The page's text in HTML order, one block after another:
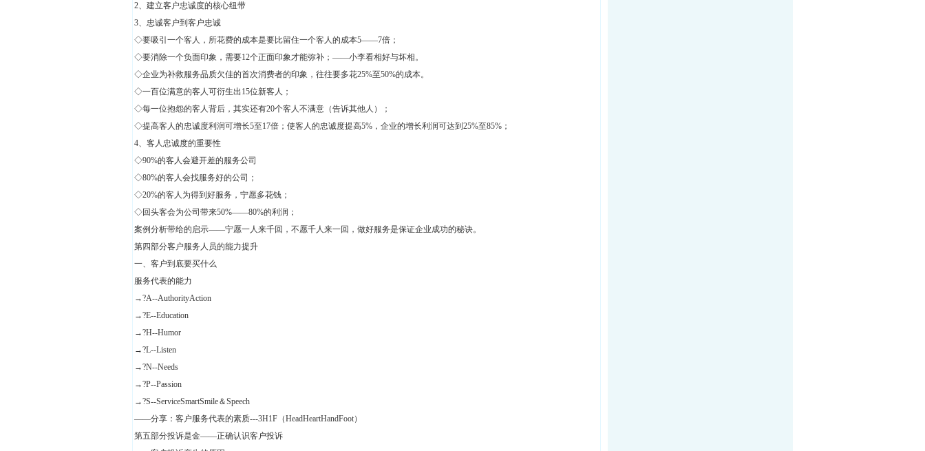
2、建立客户忠诚度的核心纽带
3、忠诚客户到客户忠诚
◇要吸引一个客人，所花费的成本是要比留住一个客人的成本5——7倍；
◇要消除一个负面印象，需要12个正面印象才能弥补；——小李看相好与坏相。
◇企业为补救服务品质欠佳的首次消费者的印象，往往要多花25%至50%的成本。
◇一百位满意的客人可衍生出15位新客人；
◇每一位抱怨的客人背后，其实还有20个客人不满意（告诉其他人）；
◇提高客人的忠诚度利润可增长5至17倍；使客人的忠诚度提高5%，企业的增长利润可达到25%至85%；
4、客人忠诚度的重要性
◇90%的客人会避开差的服务公司
◇80%的客人会找服务好的公司；
◇20%的客人为得到好服务，宁愿多花钱；
◇回头客会为公司带来50%——80%的利润；
案例分析带给的启示——宁愿一人来千回，不愿千人来一回，做好服务是保证企业成功的秘诀。
第四部分客户服务人员的能力提升
一、客户到底要买什么
服务代表的能力
→?A--AuthorityAction
→?E--Education
→?H--Humor
→?L--Listen
→?N--Needs
→?P--Passion
→?S--ServiceSmartSmile＆Speech
——分享：客户服务代表的素质---3H1F（HeadHeartHandFoot）
第五部分投诉是金——正确认识客户投诉